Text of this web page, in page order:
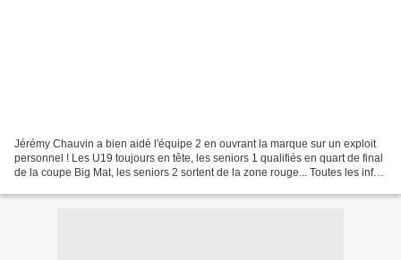
Jérémy Chauvin a bien aidé l'équipe 2 en ouvrant la marque sur un exploit
personnel ! Les U19 toujours en tête, les seniors 1 qualifiés en quart de final
de la coupe Big Mat, les seniors 2 sortent de la zone rouge... Toutes les infos